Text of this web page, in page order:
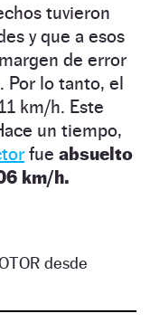
tuvieron
y que a esos
de error
Por lo tanto, el
km/h. Este
un tiempo,
fue absuelto
km/h.
desde